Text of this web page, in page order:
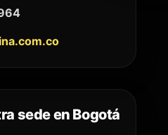
sede en Bogotá